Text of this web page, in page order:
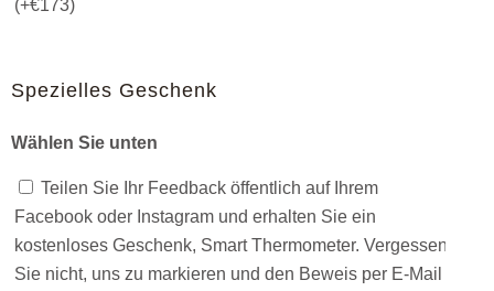
(+€173)
Spezielles Geschenk
Wählen Sie unten
Teilen Sie Ihr Feedback öffentlich auf Ihrem
Facebook oder Instagram und erhalten Sie ein
kostenloses Geschenk, Smart Thermometer. Vergessen
Sie nicht, uns zu markieren und den Beweis per E-Mail